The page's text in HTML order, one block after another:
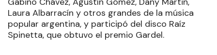
Laura Albarracín y otros grandes de la música
popular argentina, y participó del disco Raíz
Spinetta, que obtuvo el premio Gardel.